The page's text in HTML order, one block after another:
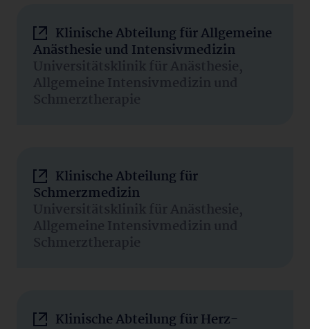
Klinische Abteilung für Allgemeine
Anästhesie und Intensivmedizin
Universitätsklinik für Anästhesie,
Allgemeine Intensivmedizin und
Schmerztherapie
Klinische Abteilung für
Schmerzmedizin
Universitätsklinik für Anästhesie,
Allgemeine Intensivmedizin und
Schmerztherapie
Klinische Abteilung für Herz-